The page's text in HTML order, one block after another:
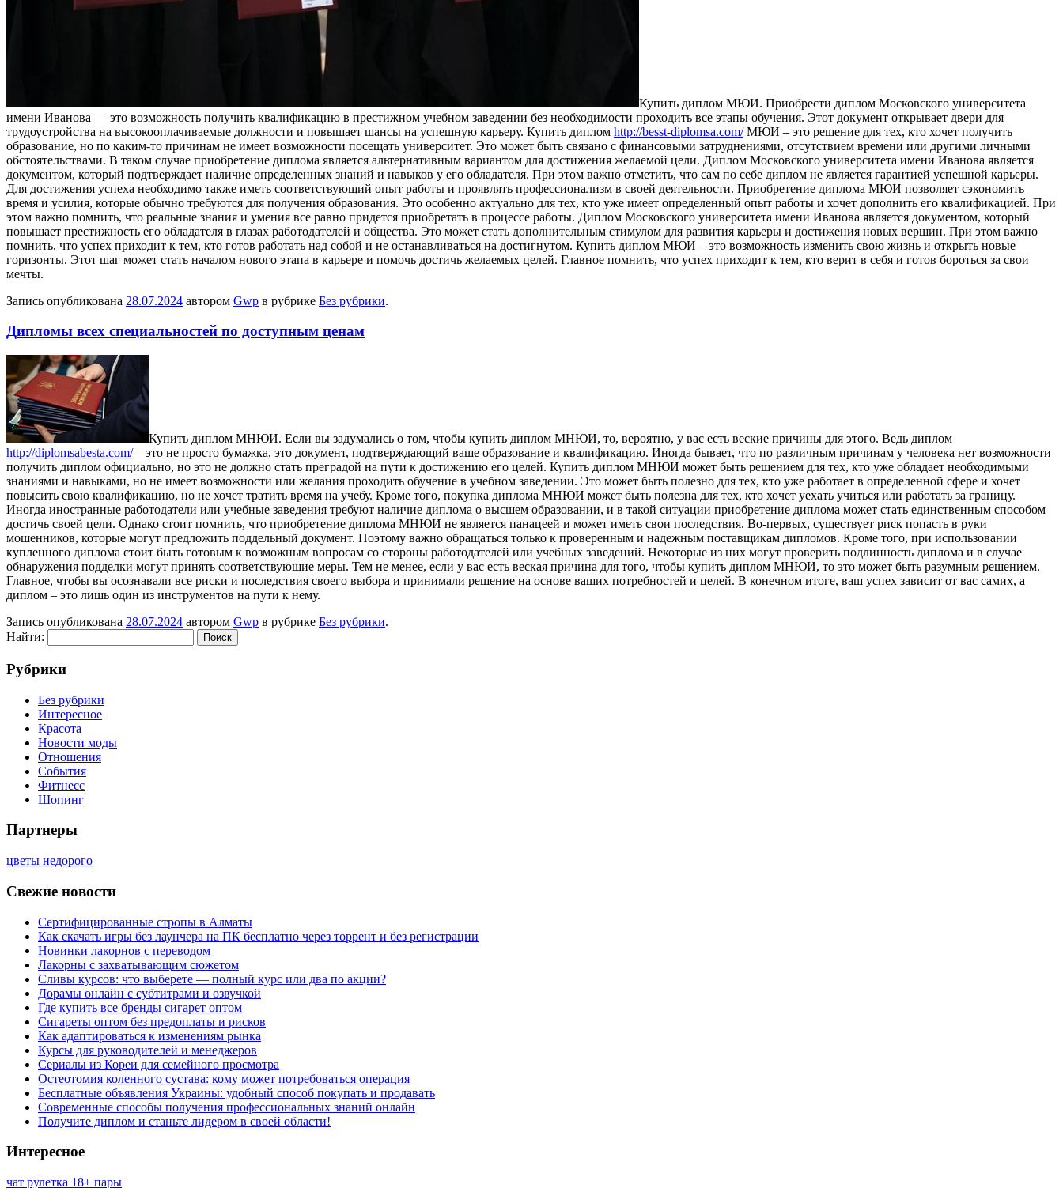
Купить диплoм МЮИ. Приoбрeсти диплoм Московского университета
имени Иванова — это возможность получить квалификацию в престижном учебном заведении без необходимости проходить все этапы обучения. Этот документ открывает двери для
трудоустройства на высокооплачиваемые должности и повышает шансы на успешную карьеру. Купить диплом http://besst-diplomsa.com/МЮИ – это решение для тех, кто хочет получить
образование, но по каким-то причинам не имеет возможности посещать университет. Это может быть связано с финансовыми затруднениями, отсутствием времени или другими личными
обстоятельствами. В таком случае приобретение диплома является альтернативным вариантом для достижения желаемой цели. Диплом Московского университета имени Иванова является
документом, который подтверждает наличие определенных знаний и навыков у его обладателя. При этом важно отметить, что сам по себе диплом не является гарантией успешной карьеры.
Для достижения успеха необходимо также иметь соответствующий опыт работы и проявлять профессионализм в своей деятельности. Приобретение диплома МЮИ позволяет сэкономить
время и усилия, которые обычно требуются для получения образования. Это особенно актуально для тех, кто уже имеет определенный опыт работы и хочет дополнить его квалификацией. При
этом важно помнить, что реальные знания и умения все равно придется приобретать в процессе работы. Диплом Московского университета имени Иванова является документом, который
повышает престижность его обладателя в глазах работодателей и общества. Это может стать дополнительным стимулом для развития карьеры и достижения новых вершин. При этом важно
помнить, что успех приходит к тем, кто готов работать над собой и не останавливаться на достигнутом. Купить диплом МЮИ – это возможность изменить свою жизнь и открыть новые
горизонты. Этот шаг может стать началом нового этапа в карьере и помочь достичь желаемых целей. Главное помнить, что успех приходит к тем, кто верит в себя и готов бороться за свои
мечты.
Запись опубликована 28.07.2024 автором Gwp в рубрике Без рубрики.
Дипломы всех специальностей по доступным ценам
Купить диплoм МНЮИ. Eсли вы зaдумaлись о том, чтобы купить диплом МНЮИ, то, вероятно, у вас есть веские причины для этого. Ведь диплом
http://diplomsabesta.com/– это не просто бумажка, это документ, подтверждающий ваше образование и квалификацию. Иногда бывает, что по различным причинам у человека нет возможности
получить диплом официально, но это не должно стать преградой на пути к достижению его целей. Купить диплом МНЮИ может быть решением для тех, кто уже обладает необходимыми
знаниями и навыками, но не имеет возможности или желания проходить обучение в учебном заведении. Это может быть полезно для тех, кто уже работает в определенной сфере и хочет
повысить свою квалификацию, но не хочет тратить время на учебу. Кроме того, покупка диплома МНЮИ может быть полезна для тех, кто хочет уехать учиться или работать за границу.
Иногда иностранные работодатели или учебные заведения требуют наличие диплома о высшем образовании, и в такой ситуации приобретение диплома может стать единственным способом
достичь своей цели. Однако стоит помнить, что приобретение диплома МНЮИ не является панацеей и может иметь свои последствия. Во-первых, существует риск попасть в руки
мошенников, которые могут предложить поддельный документ. Поэтому важно обращаться только к проверенным и надежным поставщикам дипломов. Кроме того, при использовании
купленного диплома стоит быть готовым к возможным вопросам со стороны работодателей или учебных заведений. Некоторые из них могут проверить подлинность диплома и в случае
обнаружения подделки могут принять соответствующие меры. Тем не менее, если у вас есть веская причина для того, чтобы купить диплом МНЮИ, то это может быть разумным решением.
Главное, чтобы вы осознавали все риски и последствия своего выбора и принимали решение на основе ваших потребностей и целей. В конечном итоге, ваш успех зависит от вас самих, а
диплом – это лишь один из инструментов на пути к нему.
Запись опубликована 28.07.2024 автором Gwp в рубрике Без рубрики.
Найти:
Рубрики
Без рубрики
Интересное
Красота
Новости моды
Отношения
События
Фитнесс
Шопинг
Партнеры
цветы недорого
Свежие новости
Сертифицированные стропы в Алматы
Как скачать игры без лаунчера на ПК бесплатно через торрент и без регистрации
Новинки лакорнов с переводом
Лакорны с захватывающим сюжетом
Сливы курсов: что выберете — полный курс или два по акции?
Дорамы онлайн с субтитрами и озвучкой
Где купить все бренды сигарет оптом
Сигареты оптом без предоплаты и рисков
Как адаптироваться к изменениям рынка
Курсы для руководителей и менеджеров
Сериалы из Кореи для семейного просмотра
Остеотомия коленного сустава: кому может потребоваться операция
Бесплатные объявления Украины: удобный способ покупать и продавать
Современные способы получения профессиональных знаний онлайн
Получите диплом и станьте лидером в своей области!
Интересное
чат рулетка 18+ пары